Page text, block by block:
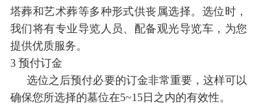
塔葬和艺术葬等多种形式供丧属选择。选位时，
我们将有专业导览人员、配备观光导览车，为您
提供优质服务。
3 预付订金
选位之后预付必要的订金非常重要，这样可以
确保您所选择的墓位在5~15日之内的有效性。